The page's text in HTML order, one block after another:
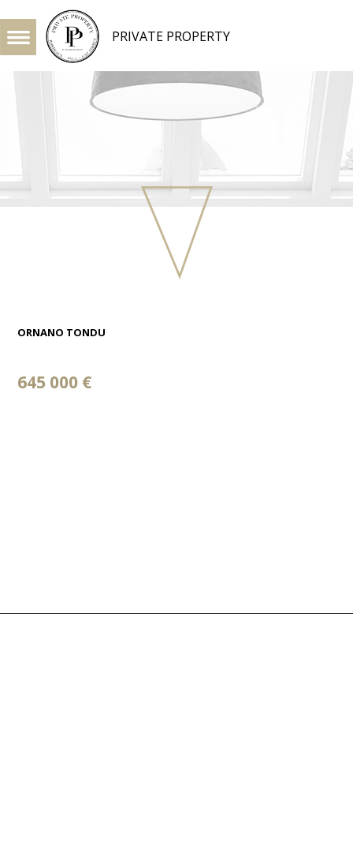
PRIVATE PROPERTY
ORNANO TONDU
645 000 €